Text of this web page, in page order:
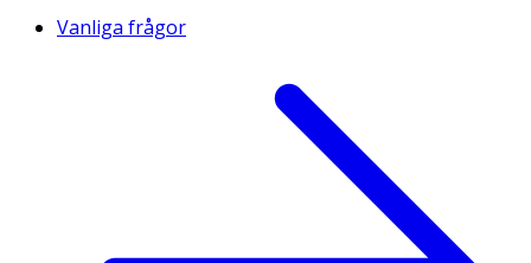
Vanliga frågor